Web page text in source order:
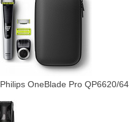
Philips OneBlade Pro QP6620/64